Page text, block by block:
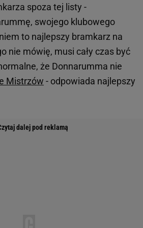
spoza tej listy -
swojego klubowego
to najlepszy bramkarz na
nie mówię, musi cały czas być
że Donnarumma nie
Mistrzów - odpowiada najlepszy